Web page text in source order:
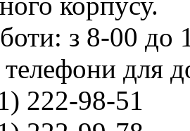
з 8-00 до
телефони для
222-98-51